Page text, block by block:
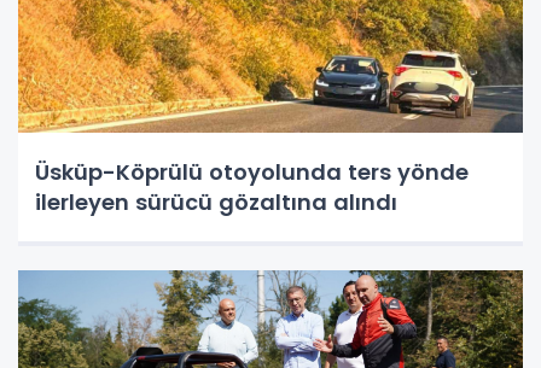
Üsküp-Köprülü otoyolunda ters yönde
ilerleyen sürücü gözaltına alındı